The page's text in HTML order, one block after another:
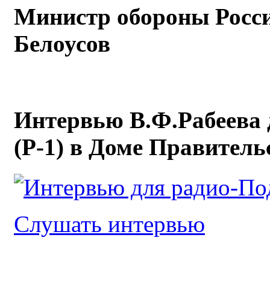
Министр обороны
Белоусов
Интервью В.Ф.Рабеева
(Р-1) в Доме
Слушать интервью